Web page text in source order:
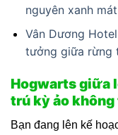
nguyên xanh mát
Vân Dương
tưởng giữa rừng
Hogwarts giữa
trú kỳ ảo không
Bạn đang lên kế